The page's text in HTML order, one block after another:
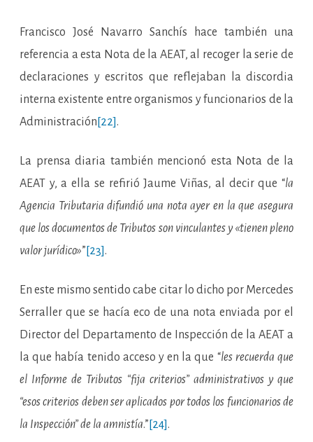
Francisco José Navarro Sanchís hace también una
referencia a esta Nota de la AEAT, al recoger la serie de
declaraciones y escritos que reflejaban la discordia
interna existente entre organismos y funcionarios de la
Administración [22].
La prensa diaria también mencionó esta Nota de la
AEAT y, a ella se refirió Jaume Viñas, al decir que “la
Agencia Tributaria difundió una nota ayer en la que asegura
que los documentos de Tributos son vinculantes y «tienen pleno
valor jurídico»” [23].
En este mismo sentido cabe citar lo dicho por Mercedes
Serraller que se hacía eco de una nota enviada por el
Director del Departamento de Inspección de la AEAT a
la que había tenido acceso y en la que “les recuerda que
el Informe de Tributos “fija criterios” administrativos y que
“esos criterios deben ser aplicados por todos los funcionarios de
la Inspección” de la amnistía.” [24].